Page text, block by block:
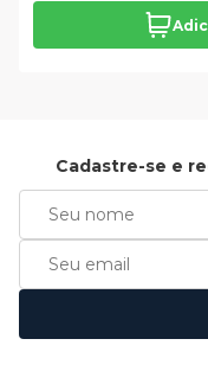
Cadastre-se e